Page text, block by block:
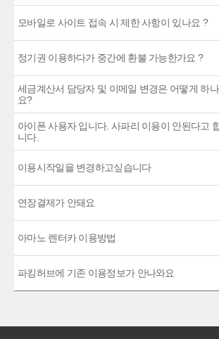
모바일로 사이트 접속 시 제한 사항이 있나요 ?
정기권 이용하다가 중간에 환불 가능한가요 ?
세금계산서 담당자 및 이메일 변경은 어떻게 하나
요?
아이폰 사용자 입니다. 사파리 이용이 안된다고
니다.
이용시작일을 변경하고싶습니다
연장결제가 안돼요
아마노 렌터카 이용방법
파킹허브에 기존 이용정보가 안나와요